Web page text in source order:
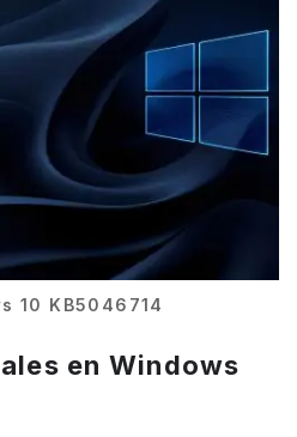
10 KB5046714
en Windows